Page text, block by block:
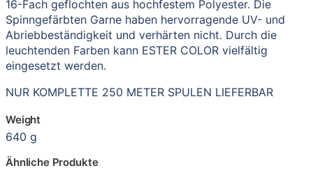
16-Fach geflochten aus hochfestem Polyester. Die
Spinngefärbten Garne haben hervorragende UV- und
Abriebbeständigkeit und verhärten nicht. Durch die
leuchtenden Farben kann ESTER COLOR vielfältig
eingesetzt werden.
NUR KOMPLETTE 250 METER SPULEN LIEFERBAR
Weight
640 g
Ähnliche Produkte